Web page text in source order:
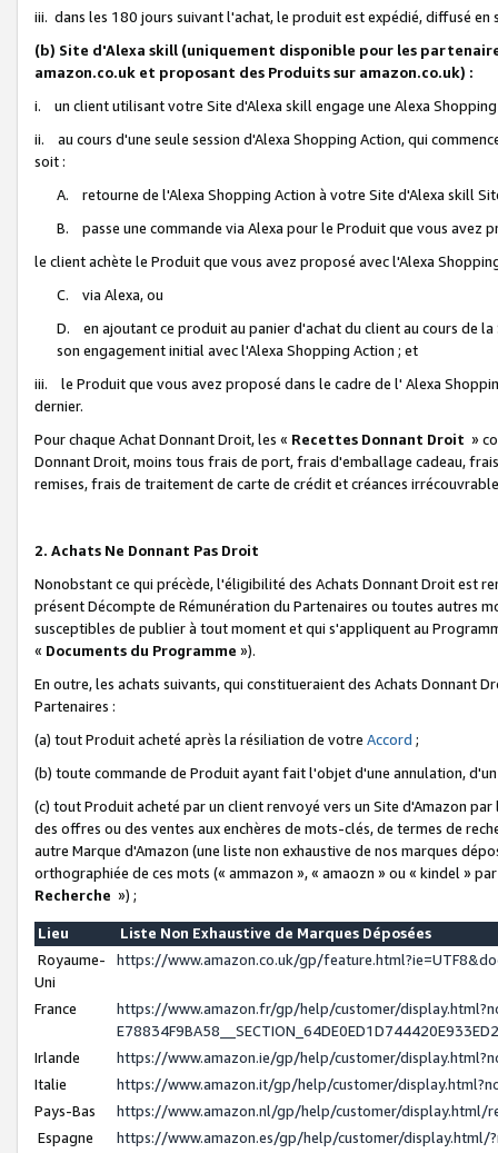
iii. dans les 180 jours suivant l'achat, le produit est expédié, diffusé
(b) Site d'Alexa skill (uniquement disponible pour les
amazon.co.uk et proposant des Produits sur amazon.co.uk) :
i. un client utilisant votre Site d'Alexa skill engage une Alexa
ii. au cours d'une seule session d'Alexa Shopping Action, qui
soit :
A. retourne de l'Alexa Shopping Action à votre Site d'Alexa skill
B. passe une commande via Alexa pour le Produit que vous avez
le client achète le Produit que vous avez proposé avec l'Alexa
C. via Alexa, ou
D. en ajoutant ce produit au panier d'achat du client au cours de
son engagement initial avec l'Alexa Shopping Action ; et
iii. le Produit que vous avez proposé dans le cadre de l' Alexa
dernier.
Pour chaque Achat Donnant Droit, les « Recettes Donnant Droit »
Donnant Droit, moins tous frais de port, frais d'emballage cadeau,
remises, frais de traitement de carte de crédit et créances
2. Achats Ne Donnant Pas Droit
Nonobstant ce qui précède, l'éligibilité des Achats Donnant Droit est
présent Décompte de Rémunération du Partenaires ou toutes autres
susceptibles de publier à tout moment et qui s'appliquent au
« Documents du Programme »).
En outre, les achats suivants, qui constitueraient des Achats Donnant
Partenaires :
(a) tout Produit acheté après la résiliation de votre Accord ;
(b) toute commande de Produit ayant fait l'objet d'une annulation,
(c) tout Produit acheté par un client renvoyé vers un Site d'Amazon
des offres ou des ventes aux enchères de mots-clés, de termes de
autre Marque d'Amazon (une liste non exhaustive de nos marques
orthographiée de ces mots (« ammazon », « amaozn » ou « kindel »
Recherche ») ;
Lieu
Liste Non Exhaustive de Marques Déposées
Royaume-
Uni
https://www.amazon.co.uk/gp/
France
https://www.amazon.fr/gp/help/customer/
Irlande
https://www.amazon.ie/gp/help/customer/
Italie
https://www.amazon.it/gp/help/customer/
Pays-Bas
https://www.amazon.nl/gp/help/customer/display.html/
Espagne
https://www.amazon.es/gp/help/customer/display.html/